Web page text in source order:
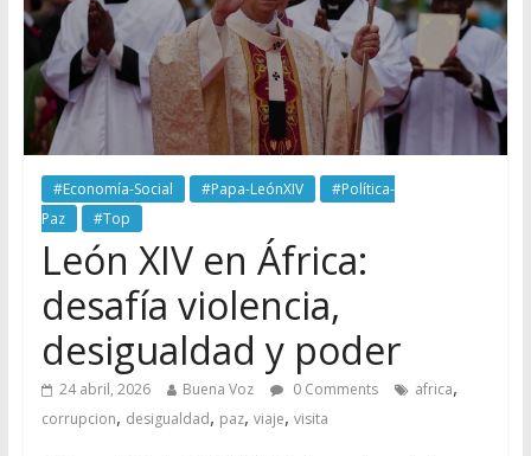
#Economía-Social #Papa-LeónXIV
#Política-
Paz
#Top
León XIV en África:
desafía violencia,
desigualdad y poder
24 abril, 2026 Buena Voz 0 Comments africa,
corrupcion, desigualdad, paz, viaje, visita